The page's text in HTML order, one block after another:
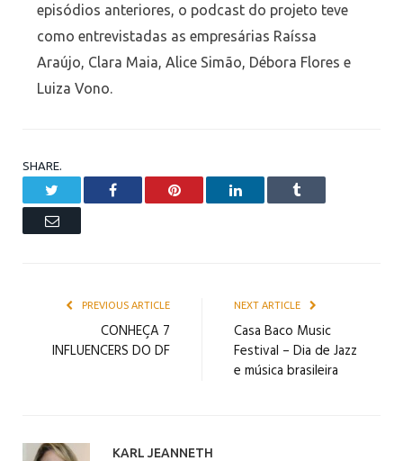
episódios anteriores, o podcast do projeto teve
como entrevistadas as empresárias Raíssa
Araújo, Clara Maia, Alice Simão, Débora Flores e
Luiza Vono.
SHARE.
Facebook Pinterest LinkedIn Tumblr
Email
PREVIOUS ARTICLE
CONHEÇA 7
INFLUENCERS DO DF
NEXT ARTICLE
Casa Baco Music
Festival – Dia de Jazz
e música brasileira
KARL JEANNETH